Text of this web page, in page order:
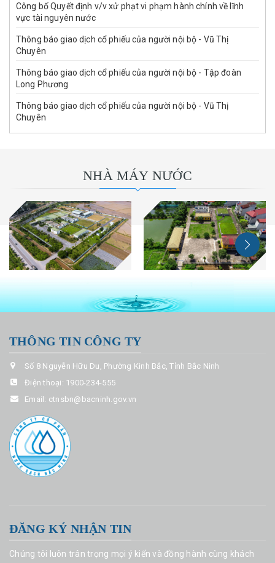
Công bố Quyết định v/v xử phạt vi phạm hành chính về lĩnh
vực tài nguyên nước
Thông báo giao dịch cổ phiếu của người nội bộ - Vũ Thị
Chuyên
Thông báo giao dịch cổ phiếu của người nội bộ - Tập đoàn
Long Phương
Thông báo giao dịch cổ phiếu của người nội bộ - Vũ Thị
Chuyên
NHÀ MÁY NƯỚC
THÔNG TIN CÔNG TY
Số 8 Nguyễn Hữu Du, Phường Kinh Bắc, Tỉnh Bắc Ninh
Điện thoại: 1900-234-555
Email: ctnsbn@bacninh.gov.vn
ĐĂNG KÝ NHẬN TIN
Chúng tôi luôn trân trọng mọi ý kiến và đồng hành cùng khách